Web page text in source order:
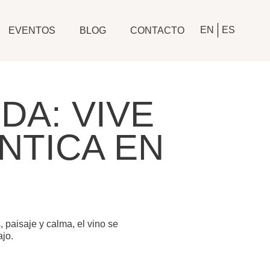
EVENTOS BLOG CONTACTO EN ES
VIVE
EN
paisaje y calma, el vino se